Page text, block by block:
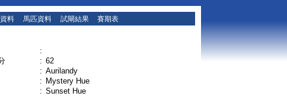
料 馬匹資料 試閘結果 賽期表
:
: 62
: Aurilandy
: Mystery Hue
: Sunset Hue